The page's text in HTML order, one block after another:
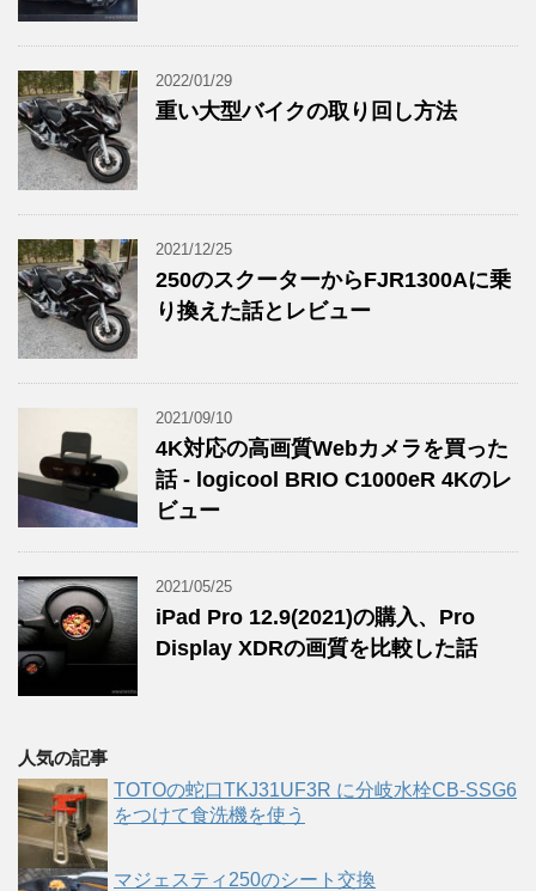
2022/01/29
重い大型バイクの取り回し方法
2021/12/25
250のスクーターからFJR1300Aに乗
り換えた話とレビュー
2021/09/10
4K対応の高画質Webカメラを買った
話 - logicool BRIO C1000eR 4Kのレ
ビュー
2021/05/25
iPad Pro 12.9(2021)の購入、Pro
Display XDRの画質を比較した話
人気の記事
TOTOの蛇口TKJ31UF3R に分岐水栓CB-SSG6
をつけて食洗機を使う
マジェスティ250のシート交換